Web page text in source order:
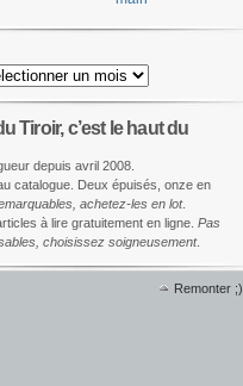
Tiroir, c’est le haut du
depuis avril 2008.
catalogue. Deux épuisés, onze en
achetez-les en lot.
à lire gratuitement en ligne. Pas
choisissez soigneusement.
Remonter ;)